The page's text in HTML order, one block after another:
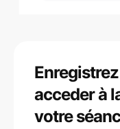
acceder à
votre